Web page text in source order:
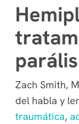
Zach Smith,
del habla y
traumática,